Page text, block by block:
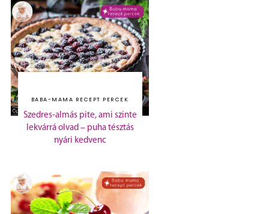
BABA-MAMA RECEPT PERCEK
Szedres-almás pite, ami szinte
lekvárrá olvad – puha tésztás
nyári kedvenc